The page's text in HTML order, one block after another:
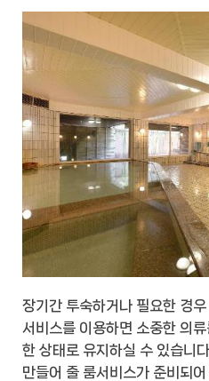
장기간 투숙하거나 필요한 경
서비스를 이용하면 소중한 의
한 상태로 유지하실 수 있습니
만들어 줄 룸서비스가 준비되